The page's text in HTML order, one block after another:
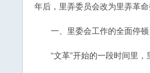
年后，里弄委员会改为里弄革命
一、里委会工作的全面停顿
“文革”开始的一段时间里，里